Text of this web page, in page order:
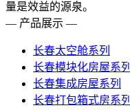
量是效益的源泉。
— 产品展示 —
长春太空舱系列
长春模块化房屋系列
长春集成房屋系列
长春打包箱式房系列